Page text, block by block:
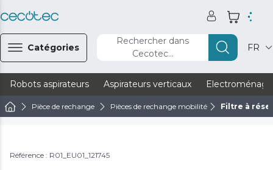
Catégories
Rechercher dans
Cecotec...
FR
Robots aspirateurs Aspirateurs verticaux
Pièce de rechange Pièces de rechange mobilité Filtre à
Référence : R01_EU01_121745